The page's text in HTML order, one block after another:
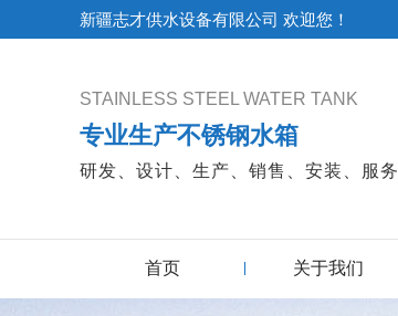
新疆志才供水设备有限公司 欢迎您！
STAINLESS STEEL WATER TANK
专业生产不锈钢水箱
研发、设计、生产、销售、安装、服务
首页 关于我们